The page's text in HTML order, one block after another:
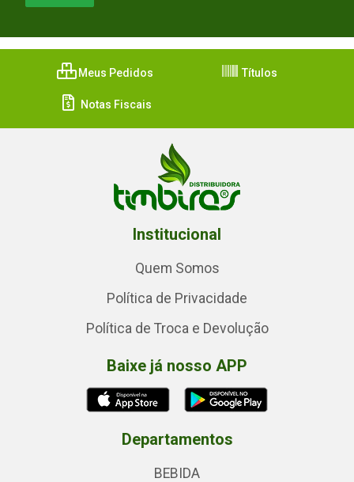
Meus Pedidos Títulos
Notas Fiscais
Institucional
Quem Somos
Política de Privacidade
Política de Troca e Devolução
Baixe já nosso APP
Departamentos
BEBIDA